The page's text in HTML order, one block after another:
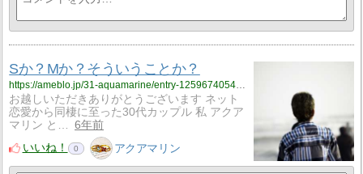
Sか？Mか？そういうことか？
https://ameblo.jp/31-aquamarine/entry-12596740544.html
お越しいただきありがとうございます ネット
恋愛から同棲に至った30代カップル 私 アクア
マリン と…
6年前
いいね！
0 アクアマリン